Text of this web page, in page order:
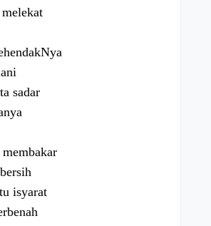
sadar
isyarat